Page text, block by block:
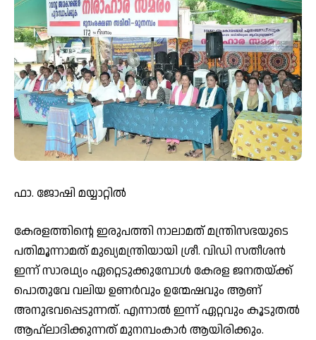
ഫാ. ജോഷി മയ്യാറ്റിൽ
കേരളത്തിൻ്റെ ഇരുപത്തി നാലാമത് മന്ത്രിസഭയുടെ
പതിമൂന്നാമത് മുഖ്യമന്ത്രിയായി ശ്രീ. വിഡി സതീശൻ
ഇന്ന് സാരഥ്യം ഏറ്റെടുക്കുമ്പോൾ കേരള ജനതയ്ക്ക്
പൊതുവേ വലിയ ഉണർവും ഉന്മേഷവും ആണ്
അനുഭവപ്പെടുന്നത്. എന്നാൽ ഇന്ന് ഏറ്റവും കൂടുതൽ
ആഹ്ലാദിക്കുന്നത് മുനമ്പംകാർ ആയിരിക്കും.